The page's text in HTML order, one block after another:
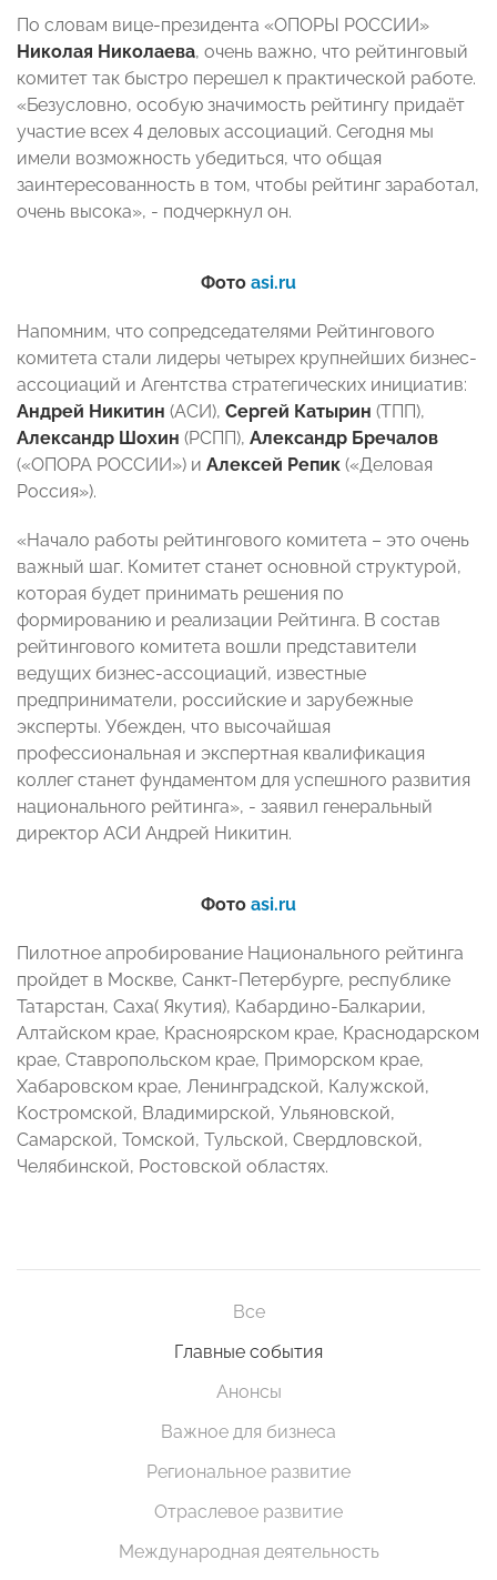
По словам вице-президента «ОПОРЫ РОССИИ»
Николая Николаева, очень важно, что рейтинговый
комитет так быстро перешел к практической работе.
«Безусловно, особую значимость рейтингу придаёт
участие всех 4 деловых ассоциаций. Сегодня мы
имели возможность убедиться, что общая
заинтересованность в том, чтобы рейтинг заработал,
очень высока», - подчеркнул он.
Фото asi.ru
Напомним, что сопредседателями Рейтингового
комитета стали лидеры четырех крупнейших бизнес-
ассоциаций и Агентства стратегических инициатив:
Андрей Никитин (АСИ), Сергей Катырин (ТПП),
Александр Шохин (РСПП), Александр Бречалов
(«ОПОРА РОССИИ») и Алексей Репик («Деловая
Россия»).
«Начало работы рейтингового комитета – это очень
важный шаг. Комитет станет основной структурой,
которая будет принимать решения по
формированию и реализации Рейтинга. В состав
рейтингового комитета вошли представители
ведущих бизнес-ассоциаций, известные
предприниматели, российские и зарубежные
эксперты. Убежден, что высочайшая
профессиональная и экспертная квалификация
коллег станет фундаментом для успешного развития
национального рейтинга», - заявил генеральный
директор АСИ Андрей Никитин.
Фото asi.ru
Пилотное апробирование Национального рейтинга
пройдет в Москве, Санкт-Петербурге, республике
Татарстан, Саха( Якутия), Кабардино-Балкарии,
Алтайском крае, Красноярском крае, Краснодарском
крае, Ставропольском крае, Приморском крае,
Хабаровском крае, Ленинградской, Калужской,
Костромской, Владимирской, Ульяновской,
Самарской, Томской, Тульской, Свердловской,
Челябинской, Ростовской областях.
Все
Главные события
Анонсы
Важное для бизнеса
Региональное развитие
Отраслевое развитие
Международная деятельность